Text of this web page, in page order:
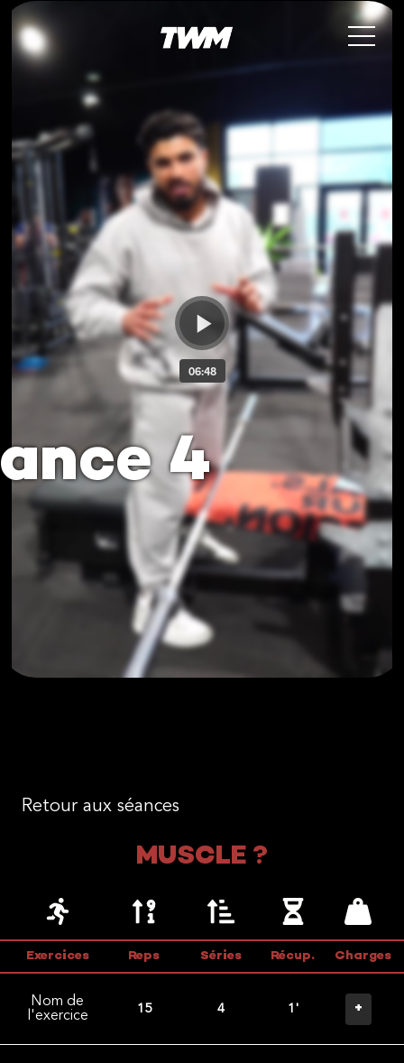
4
Retour aux séances
MUSCLE ?
Exercices Reps Séries Récup. Charges
Nom de
l'exercice
15 4 1' +